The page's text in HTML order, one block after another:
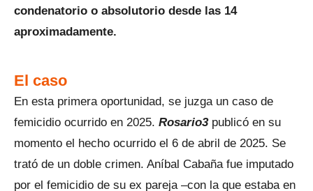
condenatorio o absolutorio desde las 14
aproximadamente.
El caso
En esta primera oportunidad, se juzga un caso de
femicidio ocurrido en 2025. Rosario3publicó en su
momento el hecho ocurrido el 6 de abril de 2025. Se
trató de un doble crimen. Aníbal Cabaña fue imputado
por el femicidio de su ex pareja –con la que estaba en